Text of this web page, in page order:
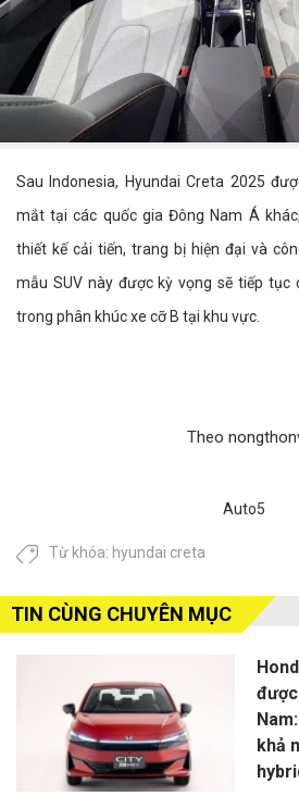
Sau Indonesia, Hyundai Creta 2025
mắt tại các quốc gia Đông Nam Á
thiết kế cải tiến, trang bị hiện đại và
mẫu SUV này được kỳ vọng sẽ tiếp
trong phân khúc xe cỡ B tại khu vực.
Theo
Auto5
Từ khóa: hyundai creta
TIN CÙNG CHUYÊN MỤC
khả